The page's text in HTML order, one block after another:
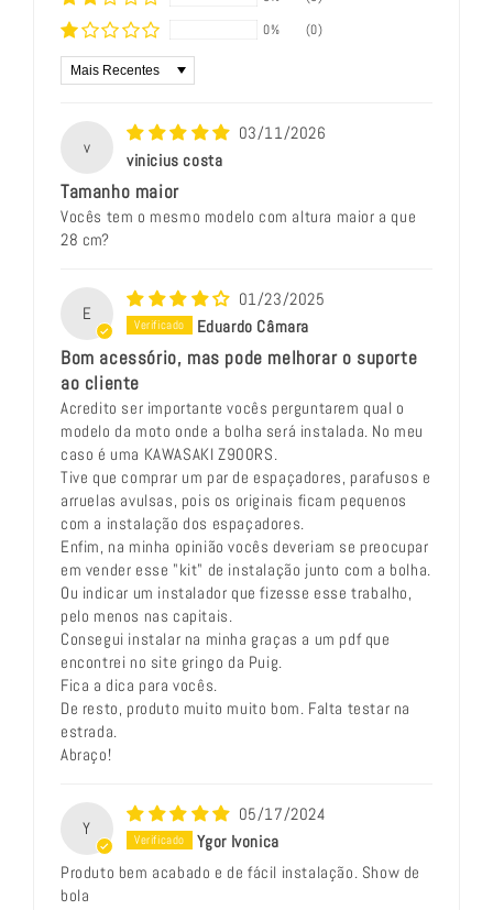
0%
(0)
Sort by
v
03/11/2026
vinicius costa
Tamanho maior
Vocês tem o mesmo modelo com altura maior a que
28 cm?
E
01/23/2025
Eduardo Câmara
Bom acessório, mas pode melhorar o suporte
ao cliente
Acredito ser importante vocês perguntarem qual o
modelo da moto onde a bolha será instalada. No meu
caso é uma KAWASAKI Z900RS.
Tive que comprar um par de espaçadores, parafusos e
arruelas avulsas, pois os originais ficam pequenos
com a instalação dos espaçadores.
Enfim, na minha opinião vocês deveriam se preocupar
em vender esse "kit" de instalação junto com a bolha.
Ou indicar um instalador que fizesse esse trabalho,
pelo menos nas capitais.
Consegui instalar na minha graças a um pdf que
encontrei no site gringo da Puig.
Fica a dica para vocês.
De resto, produto muito muito bom. Falta testar na
estrada.
Abraço!
Y
05/17/2024
Ygor Ivonica
Produto bem acabado e de fácil instalação. Show de
bola